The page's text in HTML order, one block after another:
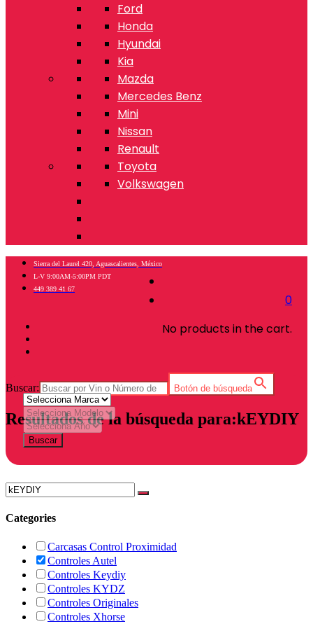
Ford
Honda
Hyundai
Kia
Mazda
Mercedes Benz
Mini
Nissan
Renault
Toyota
Volkswagen
0
No products in the cart.
Sierra del Laurel 420, Aguascalientes, México
L-V 9:00AM-5:00PM PDT
449 389 41 67
Buscar: Botón de búsqueda
Resultados de la búsqueda para:kEYDIY
Buscar
Categories
Carcasas Control Proximidad
Controles Autel
Controles Keydiy
Controles KYDZ
Controles Originales
Controles Xhorse